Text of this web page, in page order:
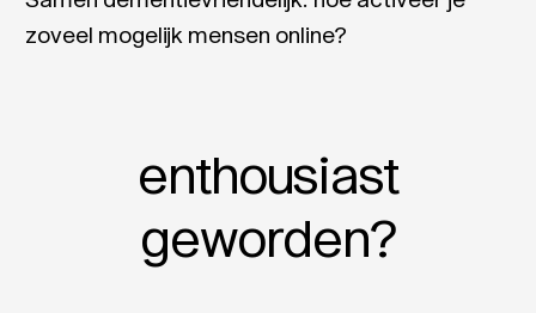
zoveel mogelijk mensen online?
enthousiast
geworden?